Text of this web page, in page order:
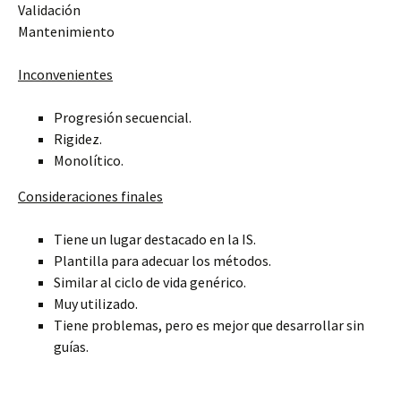
Validación
Mantenimiento
Inconvenientes
Progresión secuencial.
Rigidez.
Monolítico.
Consideraciones finales
Tiene un lugar destacado en la IS.
Plantilla para adecuar los métodos.
Similar al ciclo de vida genérico.
Muy utilizado.
Tiene problemas, pero es mejor que desarrollar sin
guías.